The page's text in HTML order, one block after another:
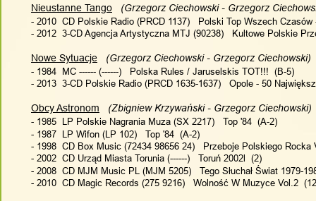
Nieustanne Tango
(Grzegorz Ciechowski - Grzegorz
- 2010  CD Polskie Radio (PRCD 1137)   Polski Top Wszech
- 2012  3-CD Agencja Artystyczna MTJ (90238)   Kultowe Polskie
Nowe Sytuacje
   (Grzegorz Ciechowski - Grzegorz Ciechowski)
- 1984  MC ------ (------)   Polska Rules / Jaruselskis TOT!!!  (B-5)
- 2013  3-CD Polskie Radio (PRCD 1635-1637)   Opole - 50
Obcy Astronom
   (Zbigniew Krzywański - Grzegorz Ciechowski)
- 1985  LP Polskie Nagrania Muza (SX 2217)   Top '84  (A-2)
- 1987  LP Wifon (LP 102)   Top '84  (A-2)
- 1998  CD Box Music (72434 98656 24)   Przeboje Polskiego Rocka
- 2002  CD Urząd Miasta Torunia (------)   Toruń 2002l  (2)
- 2008  CD MJM Music PL (MJM 5205)   Tego Słuchał Świat 1979-
- 2010  CD Magic Records (275 9216)   Wolność W Muzyce Vol.2